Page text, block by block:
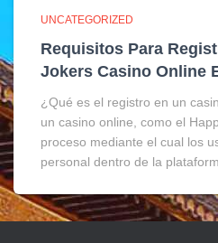
UNCATEGORIZED
Requisitos Para
Jokers Casino Online
¿Qué es el registro en un
un casino online, como el
proceso mediante el cual los
personal dentro de la